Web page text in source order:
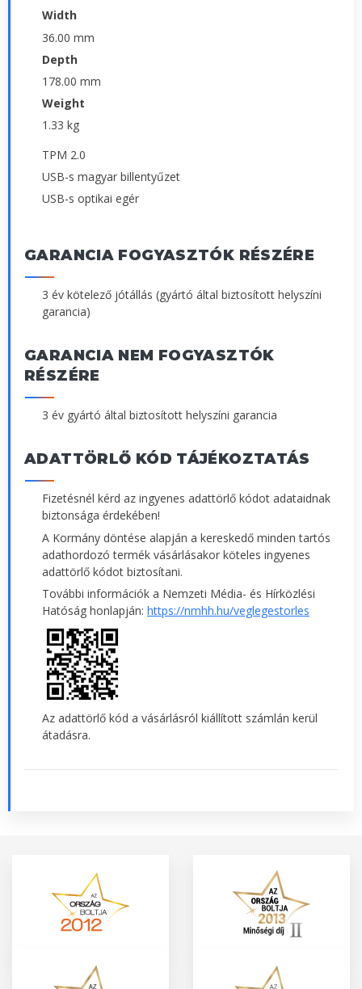
Width
36.00 mm
Depth
178.00 mm
Weight
1.33 kg
TPM 2.0
USB-s magyar billentyűzet
USB-s optikai egér
GARANCIA FOGYASZTÓK RÉSZÉRE
3 év kötelező jótállás (gyártó által biztosított helyszíni
garancia)
GARANCIA NEM FOGYASZTÓK
RÉSZÉRE
3 év gyártó által biztosított helyszíni garancia
ADATTÖRLŐ KÓD TÁJÉKOZTATÁS
Fizetésnél kérd az ingyenes adattörlő kódot adataidnak
biztonsága érdekében!
A Kormány döntése alapján a kereskedő minden tartós
adathordozó termék vásárlásakor köteles ingyenes
adattörlő kódot biztosítani.
További információk a Nemzeti Média- és Hírközlési
Hatóság honlapján: https://nmhh.hu/veglegestorles
Az adattörlő kód a vásárlásról kiállított számlán kerül
átadásra.